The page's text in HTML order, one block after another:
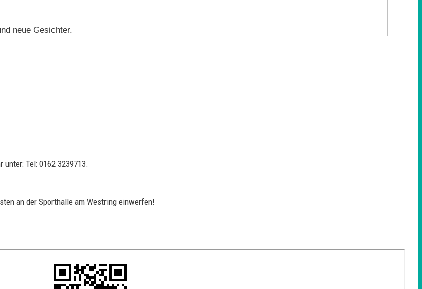
neue Gesichter.
Tel: 0162 3239713.
an der Sporthalle am Westring einwerfen!